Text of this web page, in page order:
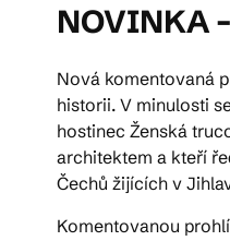
NOVINKA
Nová komentovaná
historii. V minulosti
hostinec Ženská
architektem a kteří
Čechů žijících v
Komentovanou